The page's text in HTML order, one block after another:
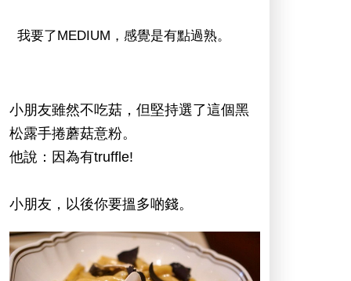
我要了MEDIUM，感覺是有點過熟。
小朋友雖然不吃菇，但堅持選了這個黑
松露手捲蘑菇意粉。
他說：因為有truffle!
小朋友，以後你要搵多啲錢。